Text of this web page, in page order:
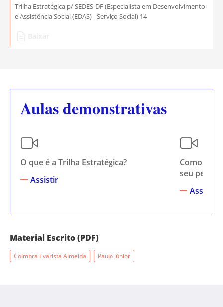
Trilha Estratégica p/ SEDES-DF (Especialista em Desenvolvimento
e Assistência Social (EDAS) - Serviço Social) 14
Aulas demonstrativas
O que é a Trilha Estratégica?
Assistir
Como
seu perfil?
Assistir
Material Escrito (PDF)
Coimbra Evarista Almeida Paulo Júnior